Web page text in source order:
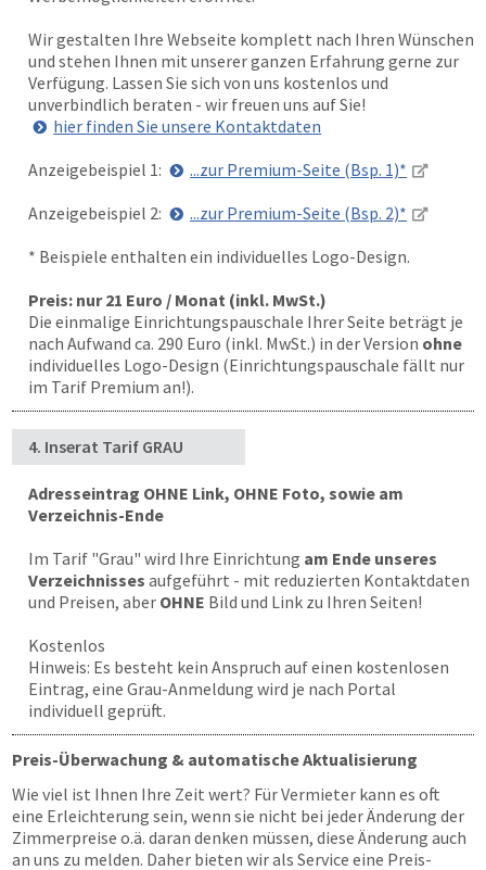
Wir gestalten Ihre Webseite komplett nach Ihren Wünschen
und stehen Ihnen mit unserer ganzen Erfahrung gerne zur
Verfügung. Lassen Sie sich von uns kostenlos und
unverbindlich beraten - wir freuen uns auf Sie!
hier finden Sie unsere Kontaktdaten
Anzeigebeispiel 1:
...zur Premium-Seite (Bsp. 1)*
Anzeigebeispiel 2:
...zur Premium-Seite (Bsp. 2)*
* Beispiele enthalten ein individuelles Logo-Design.
Preis: nur 21 Euro / Monat (inkl. MwSt.)
Die einmalige Einrichtungspauschale Ihrer Seite beträgt je
nach Aufwand ca. 290 Euro (inkl. MwSt.) in der Version ohne
individuelles Logo-Design (Einrichtungspauschale fällt nur
im Tarif Premium an!).
4. Inserat Tarif GRAU
Adresseintrag OHNE Link, OHNE Foto, sowie am
Verzeichnis-Ende
Im Tarif "Grau" wird Ihre Einrichtung am Ende unseres
Verzeichnisses aufgeführt - mit reduzierten Kontaktdaten
und Preisen, aber OHNE Bild und Link zu Ihren Seiten!
Kostenlos
Hinweis: Es besteht kein Anspruch auf einen kostenlosen
Eintrag, eine Grau-Anmeldung wird je nach Portal
individuell geprüft.
Preis-Überwachung & automatische Aktualisierung
Wie viel ist Ihnen Ihre Zeit wert? Für Vermieter kann es oft
eine Erleichterung sein, wenn sie nicht bei jeder Änderung der
Zimmerpreise o.ä. daran denken müssen, diese Änderung auch
an uns zu melden. Daher bieten wir als Service eine Preis-